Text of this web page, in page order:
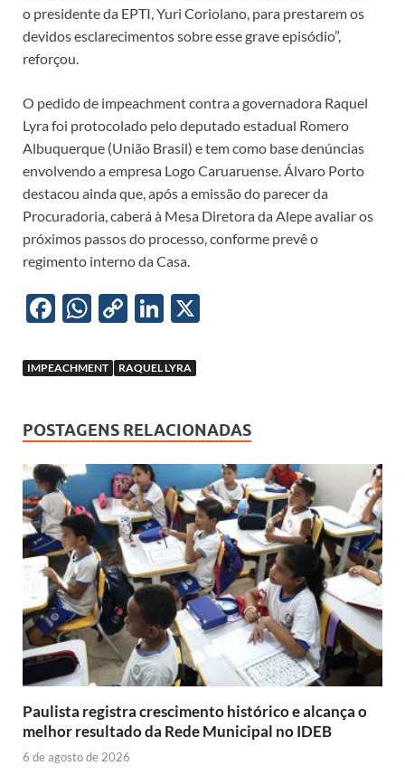
o presidente da EPTI, Yuri Coriolano, para prestarem os
devidos esclarecimentos sobre esse grave episódio”,
reforçou.
O pedido de impeachment contra a governadora Raquel
Lyra foi protocolado pelo deputado estadual Romero
Albuquerque (União Brasil) e tem como base denúncias
envolvendo a empresa Logo Caruaruense. Álvaro Porto
destacou ainda que, após a emissão do parecer da
Procuradoria, caberá à Mesa Diretora da Alepe avaliar os
próximos passos do processo, conforme prevê o
regimento interno da Casa.
F
e
o
o
k
W
at
A
p
p
C
p
Li
n
k
Li
k
dI
n
IMPEACHMENT RAQUEL LYRA
POSTAGENS RELACIONADAS
Paulista registra crescimento histórico e alcança o
melhor resultado da Rede Municipal no IDEB
6 de agosto de 2026